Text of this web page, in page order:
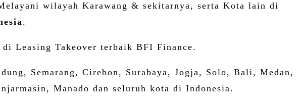
wilayah Karawang & sekitarnya, serta Kota lain di
.
Leasing Takeover terbaik BFI Finance.
Semarang, Cirebon, Surabaya, Jogja, Solo, Bali, Medan,
Manado dan seluruh kota di Indonesia.